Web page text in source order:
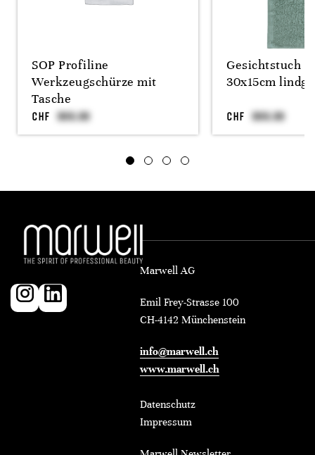
SOP Profiline
Werkzeugschürze mit
Tasche
CHF
Gesichtstuch
30x15cm
CHF
Marwell AG
Emil Frey-Strasse 100
CH-4142 Münchenstein
info@marwell.ch
www.marwell.ch
Datenschutz
Impressum